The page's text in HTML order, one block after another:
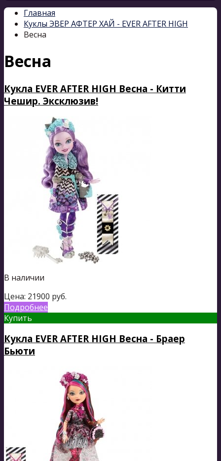
Главная
Куклы ЭВЕР АФТЕР ХАЙ - EVER AFTER HIGH
Весна
Весна
Кукла EVER AFTER HIGH Весна - Китти
Чешир. Эксклюзив!
В наличии
Цена: 21900 руб.
Подробнее
Купить
Кукла EVER AFTER HIGH Весна - Браер
Бьюти